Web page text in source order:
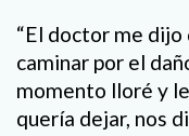
“El doctor me dijo
caminar por el
momento lloré y
quería dejar, nos